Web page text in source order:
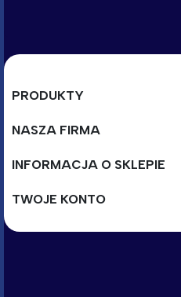
PRODUKTY
NASZA FIRMA
INFORMACJA O SKLEPIE
TWOJE KONTO